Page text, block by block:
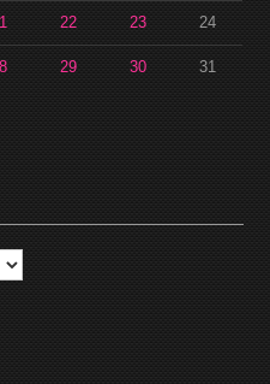
22 23 24
29 30 31